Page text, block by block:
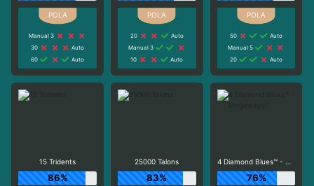
Manual 3
30
Auto
60
Auto
20
Auto
Manual 3
10
Auto
50
Auto
Manual 5
20
Auto
15 Tridents
86%
25000 Talons
83%
4 Diamond Blues™ - Megaways™
76%